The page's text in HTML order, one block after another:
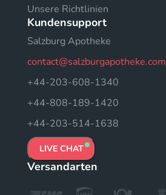
Unsere Richtlinien
Kundensupport
Salzburg Apotheke
contact@salzburgapotheke.com
+44-203-608-1340
+44-808-189-1420
+44-203-514-1638
LIVE CHAT
Versandarten